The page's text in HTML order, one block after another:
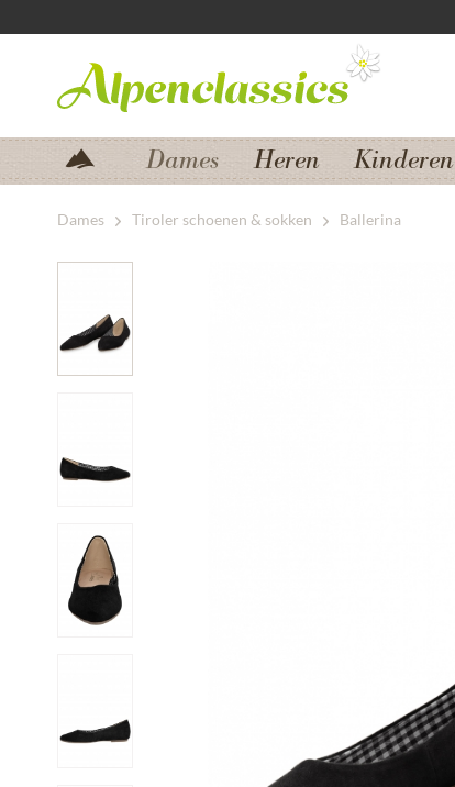
Zum Hauptbereich springen
Dames Heren Kinderen
Dames Tiroler schoenen & sokken Ballerina